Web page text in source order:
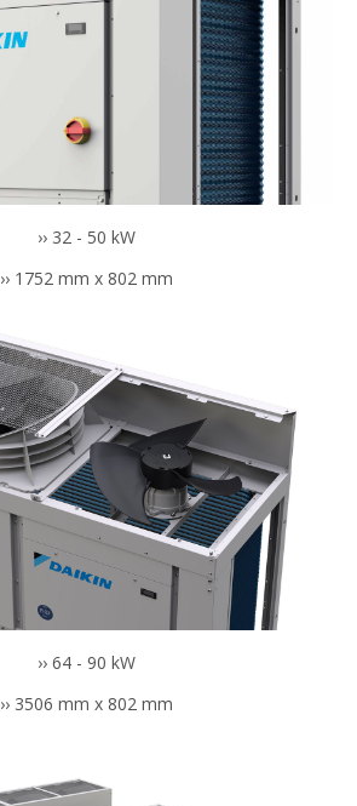
›› 32 - 50 kW
›› 1752 mm x 802 mm
›› 64 - 90 kW
›› 3506 mm x 802 mm